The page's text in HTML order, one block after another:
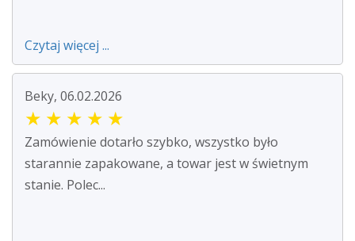
Czytaj więcej ...
Beky, 06.02.2026
★ ★ ★ ★ ★
Zamówienie dotarło szybko, wszystko było
starannie zapakowane, a towar jest w świetnym
stanie. Polec...